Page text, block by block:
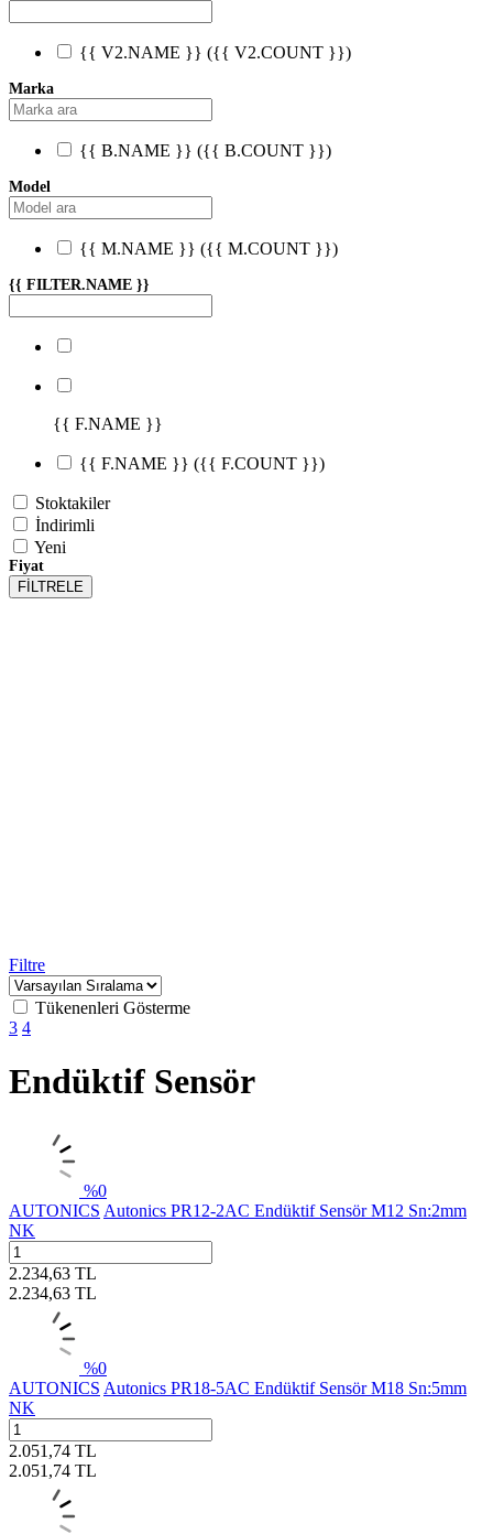
{{ V2.NAME }} ({{ V2.COUNT }})
Marka
{{ B.NAME }} ({{ B.COUNT }})
Model
{{ M.NAME }} ({{ M.COUNT }})
{{ FILTER.NAME }}
{{ F.NAME }}
{{ F.NAME }} ({{ F.COUNT }})
Stoktakiler
İndirimli
Yeni
Fiyat
FİLTRELE
Filtre
Tükenenleri Gösterme
3 4
Endüktif Sensör
%0
AUTONICS Autonics PR12-2AC Endüktif Sensör M12 Sn:2mm
NK
2.234,63 TL
2.234,63 TL
%0
AUTONICS Autonics PR18-5AC Endüktif Sensör M18 Sn:5mm
NK
2.051,74 TL
2.051,74 TL